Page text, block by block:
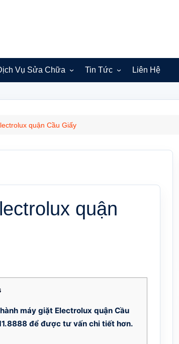
Vụ Sửa Chữa Tin Tức Liên Hệ
quận Cầu Giấy
quận
máy giặt Electrolux quận Cầu
để được tư vấn chi tiết hơn.